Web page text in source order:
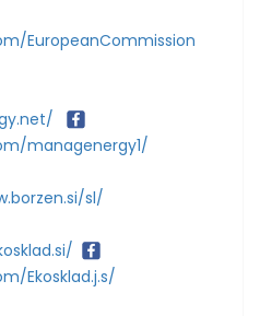
EuropeanCommission
managenergy1/
sl/
Ekosklad.j.s/